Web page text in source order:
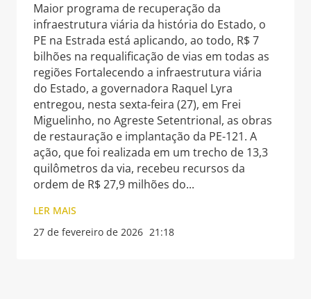
Maior programa de recuperação da
infraestrutura viária da história do Estado, o
PE na Estrada está aplicando, ao todo, R$ 7
bilhões na requalificação de vias em todas as
regiões Fortalecendo a infraestrutura viária
do Estado, a governadora Raquel Lyra
entregou, nesta sexta-feira (27), em Frei
Miguelinho, no Agreste Setentrional, as obras
de restauração e implantação da PE-121. A
ação, que foi realizada em um trecho de 13,3
quilômetros da via, recebeu recursos da
ordem de R$ 27,9 milhões do
LER MAIS
27 de fevereiro de 2026 21:18